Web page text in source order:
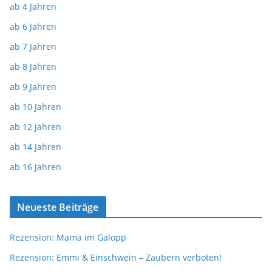
ab 4 Jahren
ab 6 Jahren
ab 7 Jahren
ab 8 Jahren
ab 9 Jahren
ab 10 Jahren
ab 12 Jahren
ab 14 Jahren
ab 16 Jahren
Neueste Beiträge
Rezension: Mama im Galopp
Rezension: Emmi & Einschwein – Zaubern verboten!